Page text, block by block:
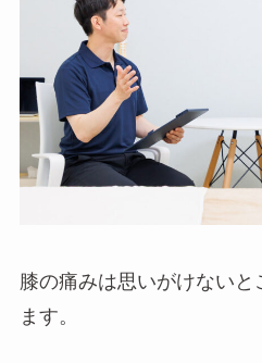
膝の痛みは思いがけない
ます。